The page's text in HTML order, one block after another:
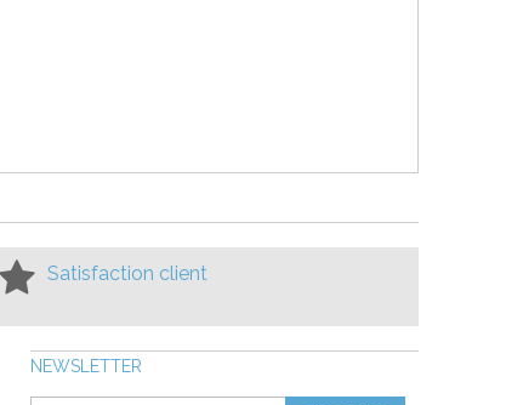
Satisfaction client
NEWSLETTER